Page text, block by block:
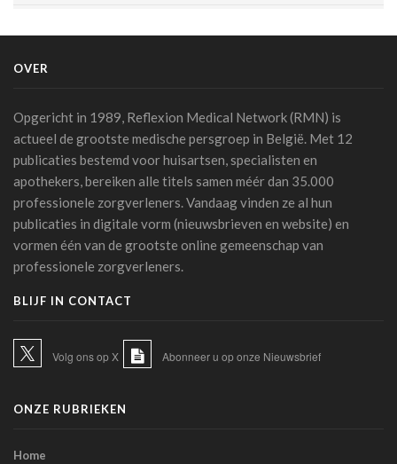
chatbot voor zijn of haar geestelijke gezondheid
14 juli 2026 - 17:29
Alzheimer: een score voorspelt dementie tien jaar vóór het
optreden van symptomen
14 juli 2026 - 11:14
AI en klinische proeven: een pleidooi voor meer
14 juli 2026 - 11:06
hartdecompensatie
OVER
Opgericht in 1989, Reflexion Medical Network (RMN) is
actueel de grootste medische persgroep in België. Met 12
publicaties bestemd voor huisartsen, specialisten en
apothekers, bereiken alle titels samen méér dan 35.000
professionele zorgverleners. Vandaag vinden ze al hun
publicaties in digitale vorm (nieuwsbrieven en website) en
vormen één van de grootste online gemeenschap van
professionele zorgverleners.
BLIJF IN CONTACT
Volg ons op X Abonneer u op onze Nieuwsbrief
ONZE RUBRIEKEN
Home